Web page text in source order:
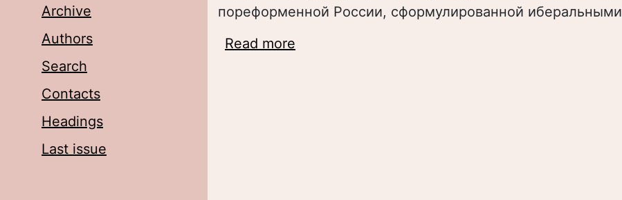
Archive
Authors
Search
Contacts
Headings
Last issue
пореформенной России, сформулированной иберальными
Read more